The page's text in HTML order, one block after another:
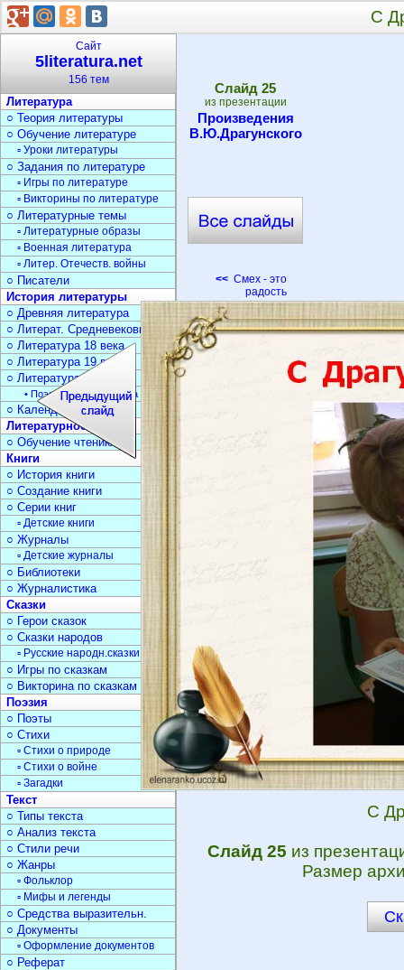
С
Cлайд 25
из презентации
Произведения
В.Ю.Драгунского
<< Смех - это
радость
С
Слайд 25 из
Размер
Сайт
5literatura.net
156 тем
Литература
○ Теория литературы
○ Обучение литературе
▫ Уроки литературы
○ Задания по литературе
▫ Игры по литературе
▫ Викторины по литературе
○ Литературные темы
▫ Литературные образы
▫ Военная литература
▫ Литер. Отечеств. войны
○ Писатели
История литературы
○ Древняя литература
○ Литерат. Средневековья
○ Литература 18 века
○ Литература 19 века
○ Литература 20 века
• Поэзия Серебрян. века
○ Календарь дат
Литературное чтение
○ Обучение чтению
Книги
○ История книги
○ Создание книги
○ Серии книг
▫ Детские книги
○ Журналы
▫ Детские журналы
○ Библиотеки
○ Журналистика
Сказки
○ Герои сказок
○ Сказки народов
▫ Русские народн.сказки
○ Игры по сказкам
○ Викторина по сказкам
Поэзия
○ Поэты
○ Стихи
▫ Стихи о природе
▫ Стихи о войне
▫ Загадки
Текст
○ Типы текста
○ Анализ текста
○ Стили речи
○ Жанры
▫ Фольклор
▫ Мифы и легенды
○ Средства выразительн.
○ Документы
▫ Оформление документов
○ Реферат